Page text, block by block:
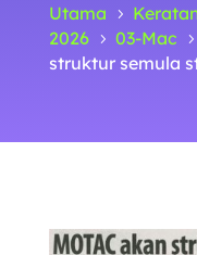
Utama 5
2026
5 03-Mac 5
struktur semula